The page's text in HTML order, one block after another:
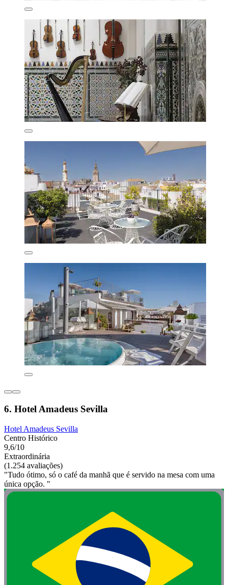
6. Hotel Amadeus Sevilla
Hotel Amadeus Sevilla
Centro Histórico
9,6/10
Extraordinária
(1.254 avaliações)
"Tudo ótimo, só o café da manhã que é servido na mesa com uma
única opção. "